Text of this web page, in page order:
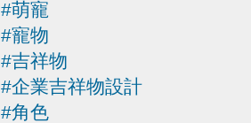
#萌寵
#寵物
#吉祥物
#企業吉祥物設計
#角色